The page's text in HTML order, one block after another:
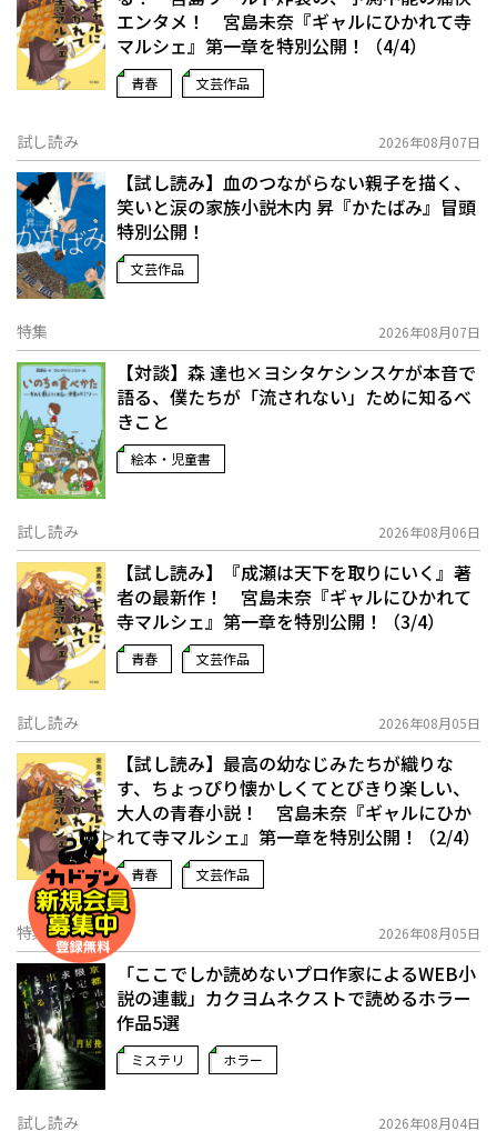
エンタメ！ 宮島未奈『ギャルにひかれて寺
マルシェ』第一章を特別公開！（4/4）
青春 文芸作品
試し読み 2026年08月07日
【試し読み】血のつながらない親子を描く、
笑いと涙の家族小説――木内 昇『かたばみ』冒頭
特別公開！
文芸作品
特集 2026年08月07日
【対談】森 達也×ヨシタケシンスケが本音で
語る、僕たちが「流されない」ために知るべ
きこと
絵本・児童書
試し読み 2026年08月06日
【試し読み】『成瀬は天下を取りにいく』著
者の最新作！ 宮島未奈『ギャルにひかれて
寺マルシェ』第一章を特別公開！（3/4）
青春 文芸作品
試し読み 2026年08月05日
【試し読み】最高の幼なじみたちが織りな
す、ちょっぴり懐かしくてとびきり楽しい、
大人の青春小説！ 宮島未奈『ギャルにひか
れて寺マルシェ』第一章を特別公開！（2/4）
青春 文芸作品
特集 2026年08月05日
「ここでしか読めないプロ作家によるWEB小
説の連載」――カクヨムネクストで読めるホラー
作品5選
ミステリ ホラー
試し読み 2026年08月04日